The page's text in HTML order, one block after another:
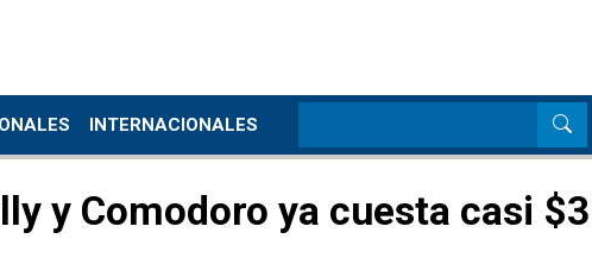
INTERNACIONALES
y Comodoro ya cuesta casi